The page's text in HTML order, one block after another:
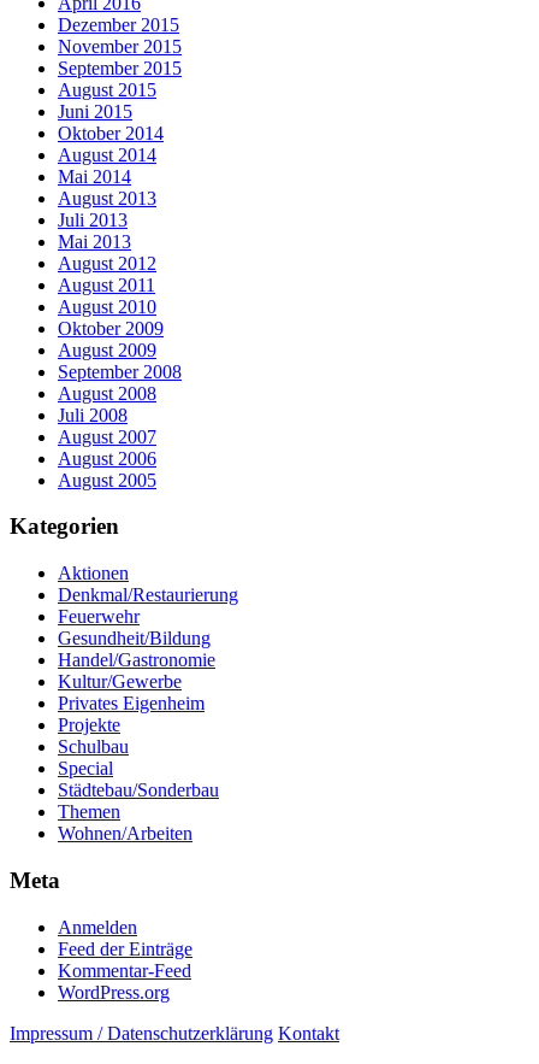
Dezember 2015
November 2015
September 2015
August 2015
Juni 2015
Oktober 2014
August 2014
Mai 2014
August 2013
Juli 2013
Mai 2013
August 2012
August 2011
August 2010
Oktober 2009
August 2009
September 2008
August 2008
Juli 2008
August 2007
August 2006
August 2005
Kategorien
Aktionen
Denkmal/Restaurierung
Feuerwehr
Gesundheit/Bildung
Handel/Gastronomie
Kultur/Gewerbe
Privates Eigenheim
Projekte
Schulbau
Special
Städtebau/Sonderbau
Themen
Wohnen/Arbeiten
Meta
Anmelden
Feed der Einträge
Kommentar-Feed
WordPress.org
Impressum / Datenschutzerklärung Kontakt